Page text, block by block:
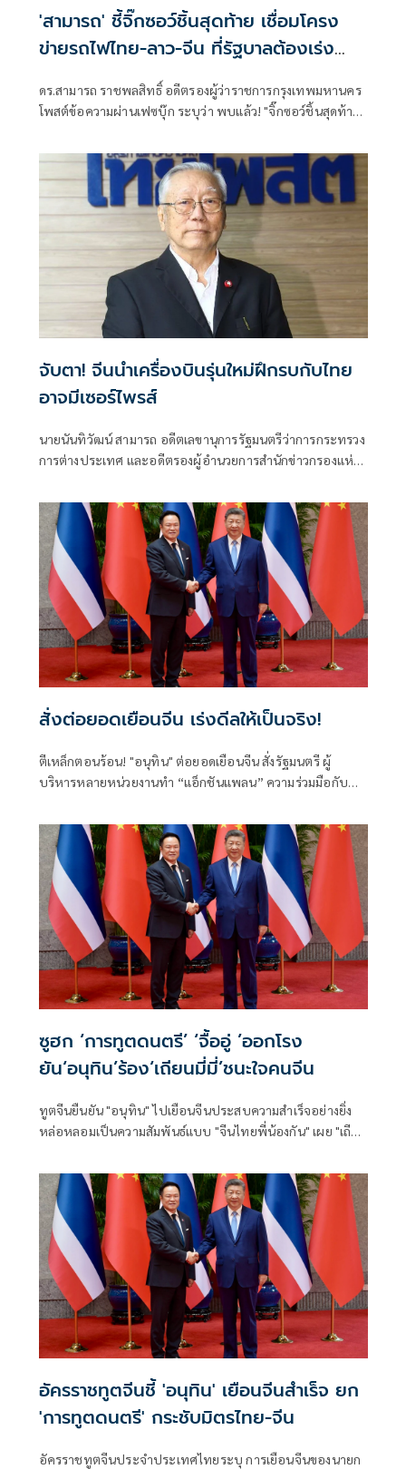
'สามารถ' ชี้จิ๊กซอว์ชิ้นสุดท้าย เชื่อมโครง
ข่ายรถไฟไทย-ลาว-จีน ที่รัฐบาลต้องเร่ง
ดร.สามารถ ราชพลสิทธิ์ อดีตรองผู้ว่าราชการกรุงเทพมหานคร
โพสต์ข้อความผ่านเฟซบุ๊ก ระบุว่า พบแล้ว! "จิ๊กซอว์ชิ้นสุดท้าย"
จับตา! จีนนำเครื่องบินรุ่นใหม่ฝึกรบกับไทย
อาจมีเซอร์ไพรส์
นายนันทิวัฒน์ สามารถ อดีตเลขานุการรัฐมนตรีว่าการกระทรวง
การต่างประเทศ และอดีตรองผู้อำนวยการสำนักข่าวกรองแห่ง
สั่งต่อยอดเยือนจีน เร่งดีลให้เป็นจริง!
ตีเหล็กตอนร้อน! "อนุทิน" ต่อยอดเยือนจีน สั่งรัฐมนตรี ผู้
บริหารหลายหน่วยงานทำ “แอ็กชันแพลน” ความร่วมมือกับ
การปราบปรามอาชญากรรมข้ามชาติ การท่องเที่ยว เทคโนโลยี
แห่งอนาคตทั้งเอไอและอีวี ชูวิศวกรการเมืองฝ่าวิกฤตโลกไร้
ระเบียบ ลุยปฏิรูปราชการ-สร้างคน ดันเศรษฐกิจกระจายตัว
ระดมพลังคนไทยยกกำลังประเทศ
ซูฮก ‘การทูตดนตรี’ ‘จื้ออู่ ’ออกโรง
ยัน‘อนุทิน’ร้อง‘เถียนมี่มี่’ชนะใจคนจีน
ทูตจีนยืนยัน "อนุทิน" ไปเยือนจีนประสบความสำเร็จอย่างยิ่ง
หล่อหลอมเป็นความสัมพันธ์แบบ "จีนไทยพี่น้องกัน" เผย "เถีย
นายกฯ
อัครราชทูตจีนชี้ 'อนุทิน' เยือนจีนสำเร็จ ยก
'การทูตดนตรี' กระชับมิตรไทย-จีน
อัครราชทูตจีนประจำประเทศไทยระบุ การเยือนจีนของนายก